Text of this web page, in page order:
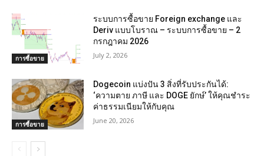
การซื้อขาย
ระบบการซื้อขาย Foreign exchange และ
Deriv แบบโบราณ – ระบบการซื้อขาย – 2
กรกฎาคม 2026
July 2, 2026
การซื้อขาย
Dogecoin แบ่งปัน 3 สิ่งที่รับประกันได้:
‘ความตาย ภาษี และ DOGE ยักษ์’ ให้คุณชำระ
ค่าธรรมเนียมให้กับคุณ
June 20, 2026